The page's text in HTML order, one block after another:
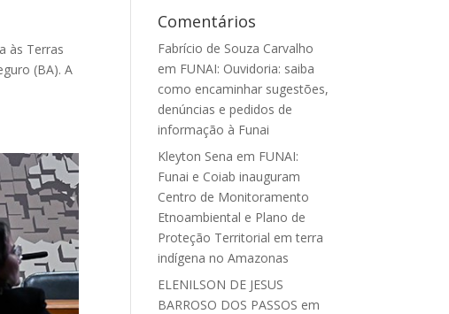
às Terras
(BA). A
Comentários
Fabrício de Souza Carvalho
em FUNAI: Ouvidoria: saiba
como encaminhar sugestões,
denúncias e pedidos de
informação à Funai
Kleyton Sena em FUNAI:
Funai e Coiab inauguram
Centro de Monitoramento
Etnoambiental e Plano de
Proteção Territorial em terra
indígena no Amazonas
ELENILSON DE JESUS
BARROSO DOS PASSOS em